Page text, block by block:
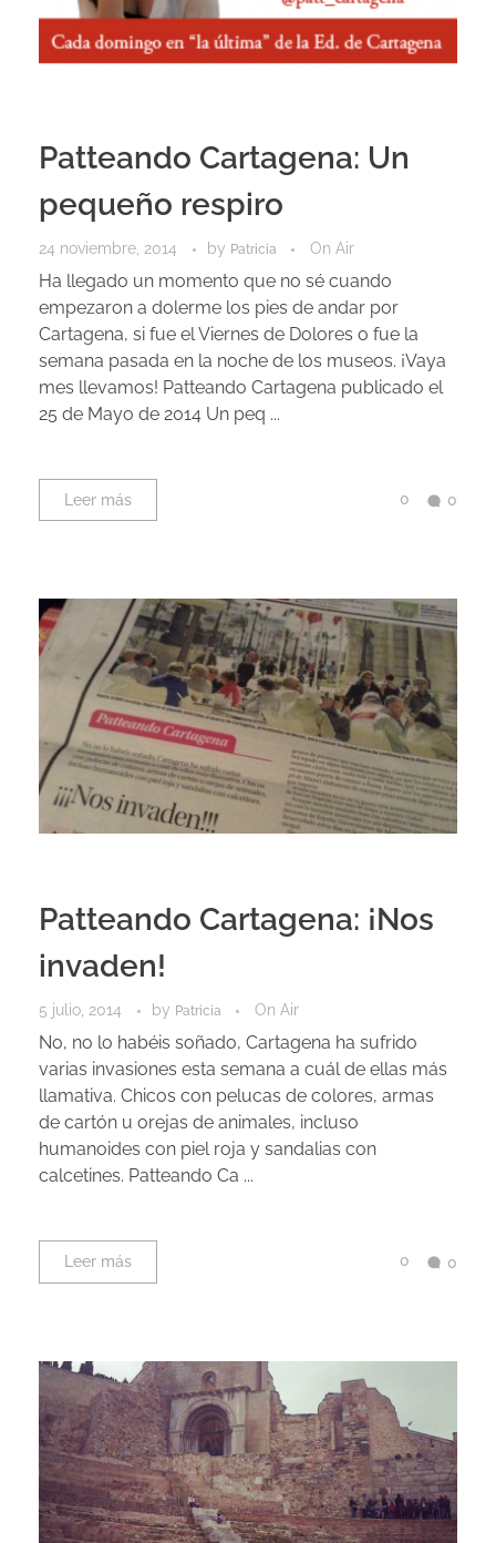
Patteando Cartagena: Un
pequeño respiro
24 noviembre, 2014 by Patricia On Air
Ha llegado un momento que no sé cuando
empezaron a dolerme los pies de andar por
Cartagena, si fue el Viernes de Dolores o fue la
semana pasada en la noche de los museos. ¡Vaya
mes llevamos! Patteando Cartagena publicado el
25 de Mayo de 2014 Un peq ...
Leer más 0 0
Patteando Cartagena: ¡Nos
invaden!
5 julio, 2014 by Patricia On Air
No, no lo habéis soñado, Cartagena ha sufrido
varias invasiones esta semana a cuál de ellas más
llamativa. Chicos con pelucas de colores, armas
de cartón u orejas de animales, incluso
humanoides con piel roja y sandalias con
calcetines. Patteando Ca ...
Leer más 0 0